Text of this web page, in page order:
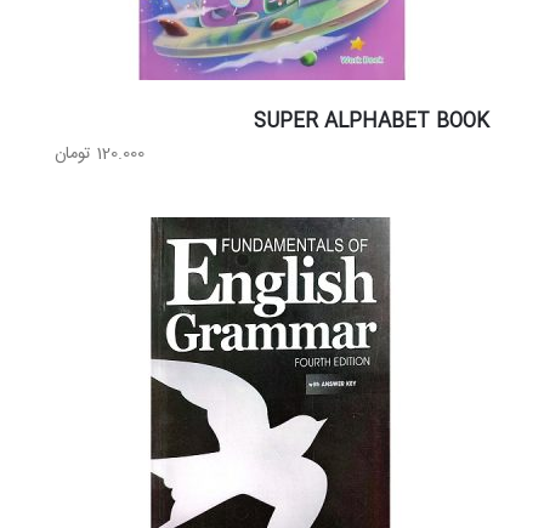
SUPER ALPHABET BOOK
120.000 تومان